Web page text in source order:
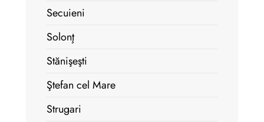
Secuieni
Solonţ
Stănişeşti
Ştefan cel Mare
Strugari